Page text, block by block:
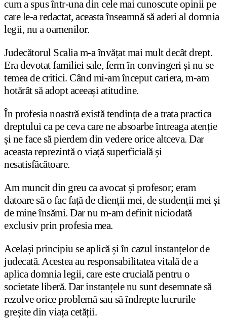
cum a spus într-una din cele mai cunoscute opinii pe
care le-a redactat, aceasta înseamnă să aderi al domnia
legii, nu a oamenilor.
Judecătorul Scalia m-a învățat mai mult decât drept.
Era devotat familiei sale, ferm în convingeri și nu se
temea de critici. Când mi-am început cariera, m-am
hotărât să adopt aceeași atitudine.
În profesia noastră există tendința de a trata practica
dreptului ca pe ceva care ne absoarbe întreaga atenție
și ne face să pierdem din vedere orice altceva. Dar
aceasta reprezintă o viață superficială și
nesatisfăcătoare.
Am muncit din greu ca avocat și profesor; eram
datoare să o fac față de clienții mei, de studenții mei și
de mine însămi. Dar nu m-am definit niciodată
exclusiv prin profesia mea.
Același principiu se aplică și în cazul instanțelor de
judecată. Acestea au responsabilitatea vitală de a
aplica domnia legii, care este crucială pentru o
societate liberă. Dar instanțele nu sunt desemnate să
rezolve orice problemă sau să îndrepte lucrurile
greșite din viața cetății.